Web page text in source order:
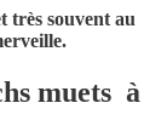
très souvent au
muets à